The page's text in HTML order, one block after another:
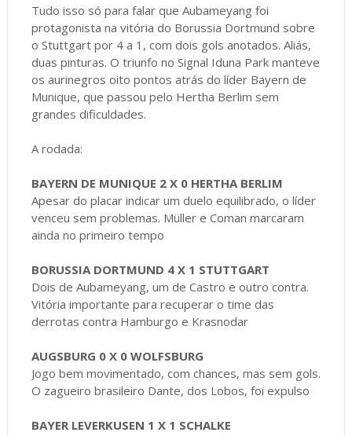
Tudo isso só para falar que Aubameyang foi
protagonista na vitória do Borussia Dortmund sobre
o Stuttgart por 4 a 1, com dois gols anotados. Aliás,
duas pinturas. O triunfo no Signal Iduna Park manteve
os aurinegros oito pontos atrás do líder Bayern de
Munique, que passou pelo Hertha Berlim sem
grandes dificuldades.
A rodada:
BAYERN DE MUNIQUE 2 X 0 HERTHA BERLIM
Apesar do placar indicar um duelo equilibrado, o líder
venceu sem problemas. Müller e Coman marcaram
ainda no primeiro tempo
BORUSSIA DORTMUND 4 X 1 STUTTGART
Dois de Aubameyang, um de Castro e outro contra.
Vitória importante para recuperar o time das
derrotas contra Hamburgo e Krasnodar
AUGSBURG 0 X 0 WOLFSBURG
Jogo bem movimentado, com chances, mas sem gols.
O zagueiro brasileiro Dante, dos Lobos, foi expulso
BAYER LEVERKUSEN 1 X 1 SCHALKE